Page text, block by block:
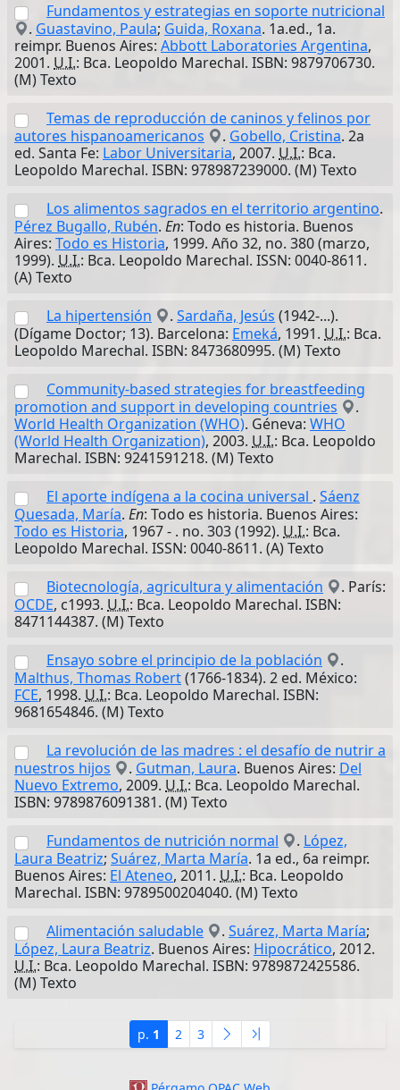
Fundamentos y estrategias en soporte nutricional
. Guastavino, Paula; Guida, Roxana. 1a.ed., 1a.
reimpr. Buenos Aires: Abbott Laboratories Argentina,
2001. U.I.: Bca. Leopoldo Marechal. ISBN: 9879706730.
(M) Texto
Temas de reproducción de caninos y felinos por
autores hispanoamericanos
. Gobello, Cristina. 2a
ed. Santa Fe: Labor Universitaria, 2007. U.I.: Bca.
Leopoldo Marechal. ISBN: 978987239000. (M) Texto
Los alimentos sagrados en el territorio argentino.
Pérez Bugallo, Rubén. En: Todo es historia. Buenos
Aires: Todo es Historia, 1999. Año 32, no. 380 (marzo,
1999). U.I.: Bca. Leopoldo Marechal. ISSN: 0040-8611.
(A) Texto
La hipertensión
. Sardaña, Jesús (1942-...).
(Dígame Doctor; 13). Barcelona: Emeká, 1991. U.I.: Bca.
Leopoldo Marechal. ISBN: 8473680995. (M) Texto
Community-based strategies for breastfeeding
promotion and support in developing countries
.
World Health Organization (WHO). Géneva: WHO
(World Health Organization), 2003. U.I.: Bca. Leopoldo
Marechal. ISBN: 9241591218. (M) Texto
El aporte indígena a la cocina universal . Sáenz
Quesada, María. En: Todo es historia. Buenos Aires:
Todo es Historia, 1967 - . no. 303 (1992). U.I.: Bca.
Leopoldo Marechal. ISSN: 0040-8611. (A) Texto
Biotecnología, agricultura y alimentación
. París:
OCDE, c1993. U.I.: Bca. Leopoldo Marechal. ISBN:
8471144387. (M) Texto
Ensayo sobre el principio de la población
.
Malthus, Thomas Robert(1766-1834). 2 ed. México:
FCE, 1998. U.I.: Bca. Leopoldo Marechal. ISBN:
9681654846. (M) Texto
La revolución de las madres : el desafío de nutrir a
nuestros hijos
. Gutman, Laura. Buenos Aires: Del
Nuevo Extremo, 2009. U.I.: Bca. Leopoldo Marechal.
ISBN: 9789876091381. (M) Texto
Fundamentos de nutrición normal
. López,
Laura Beatriz; Suárez, Marta María. 1a ed., 6a reimpr.
Buenos Aires: El Ateneo, 2011. U.I.: Bca. Leopoldo
Marechal. ISBN: 9789500204040. (M) Texto
Alimentación saludable
. Suárez, Marta María;
López, Laura Beatriz. Buenos Aires: Hipocrático, 2012.
U.I.: Bca. Leopoldo Marechal. ISBN: 9789872425586.
(M) Texto
p. 1 2 3